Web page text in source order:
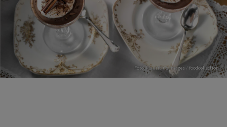
Foto: Mauritius Images / foodcollection